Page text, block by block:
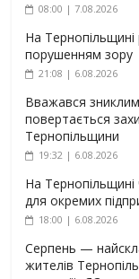
08:00 | 7.08.2026
На
порушенням зору
21:08 | 6.08.2026
Вважався
повертається
Тернопільщини
19:32 | 6.08.2026
На
для окремих
18:00 | 6.08.2026
Серпень —
жителів